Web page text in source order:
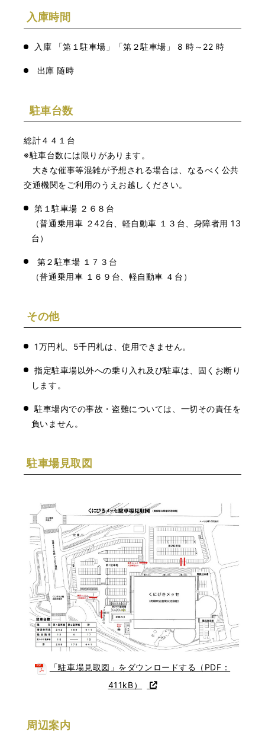
入庫時間
入庫 「第１駐車場」「第２駐車場」 8 時～22 時
出庫 随時
駐車台数
総計４４１台
※駐車台数には限りがあります。
大きな催事等混雑が予想される場合は、なるべく公共
交通機関をご利用のうえお越しください。
第１駐車場 ２６８台
（普通乗用車 ２42台、軽自動車 １３台、身障者用 13
台）
第２駐車場 １７３台
（普通乗用車 １６９台、軽自動車 ４台）
その他
1万円札、5千円札は、使用できません。
指定駐車場以外への乗り入れ及び駐車は、固くお断り
します。
駐車場内での事故・盗難については、一切その責任を
負いません。
駐車場見取図
「駐車場見取図」をダウンロードする（PDF：
411kB）
周辺案内